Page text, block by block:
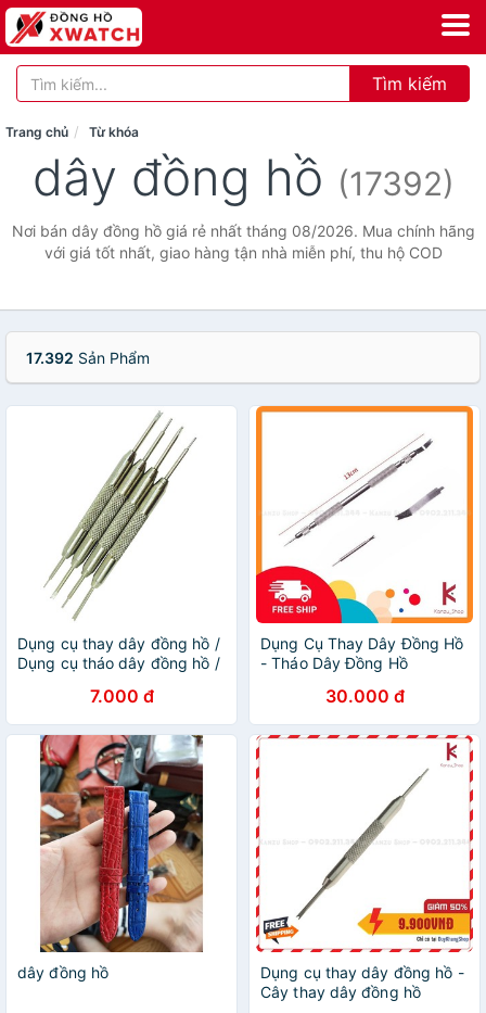
Tìm kiếm
Trang chủ Từ khóa
dây đồng hồ (17392)
Nơi bán dây đồng hồ giá rẻ nhất tháng 08/2026. Mua chính hãng
với giá tốt nhất, giao hàng tận nhà miễn phí, thu hộ COD
17.392 Sản Phẩm
Dụng cụ thay dây đồng hồ /
Dụng cụ tháo dây đồng hồ /
7.000 đ
Dụng Cụ Thay Dây Đồng Hồ
- Tháo Dây Đồng Hồ
30.000 đ
dây đồng hồ
Dụng cụ thay dây đồng hồ -
Cây thay dây đồng hồ